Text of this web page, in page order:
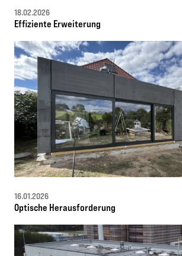
18.02.2026
Effiziente Erweiterung
16.01.2026
Optische Herausforderung